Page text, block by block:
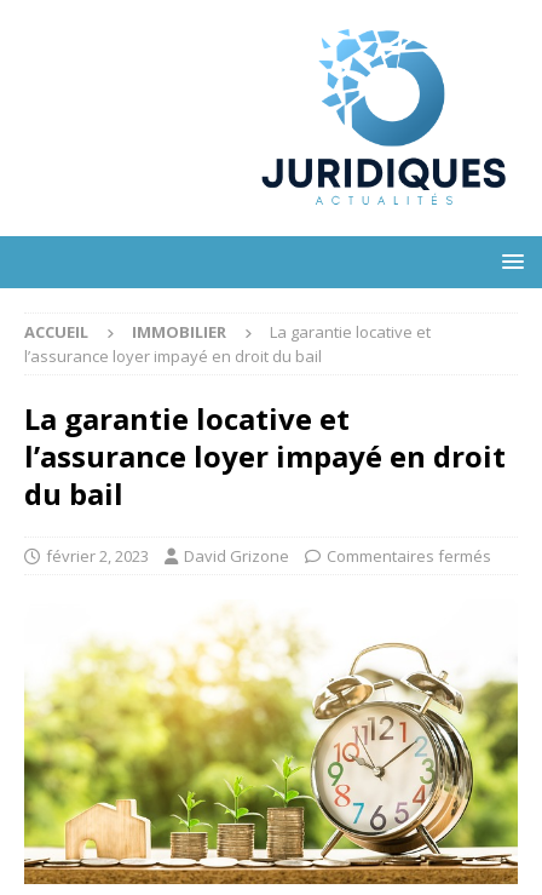
ACCUEIL IMMOBILIER
La garantie locative et
l’assurance loyer impayé en droit du bail
La garantie locative et
l’assurance loyer impayé en droit
du bail
février 2, 2023 David Grizone Commentaires fermés